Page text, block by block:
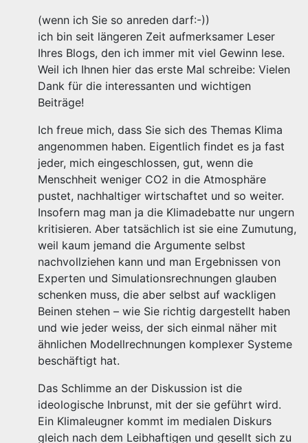
(wenn ich Sie so anreden darf:-))
ich bin seit längeren Zeit aufmerksamer Leser
Ihres Blogs, den ich immer mit viel Gewinn lese.
Weil ich Ihnen hier das erste Mal schreibe: Vielen
Dank für die interessanten und wichtigen
Beiträge!
Ich freue mich, dass Sie sich des Themas Klima
angenommen haben. Eigentlich findet es ja fast
jeder, mich eingeschlossen, gut, wenn die
Menschheit weniger CO2 in die Atmosphäre
pustet, nachhaltiger wirtschaftet und so weiter.
Insofern mag man ja die Klimadebatte nur ungern
kritisieren. Aber tatsächlich ist sie eine Zumutung,
weil kaum jemand die Argumente selbst
nachvollziehen kann und man Ergebnissen von
Experten und Simulationsrechnungen glauben
schenken muss, die aber selbst auf wackligen
Beinen stehen – wie Sie richtig dargestellt haben
und wie jeder weiss, der sich einmal näher mit
ähnlichen Modellrechnungen komplexer Systeme
beschäftigt hat.
Das Schlimme an der Diskussion ist die
ideologische Inbrunst, mit der sie geführt wird.
Ein Klimaleugner kommt im medialen Diskurs
gleich nach dem Leibhaftigen und gesellt sich zu